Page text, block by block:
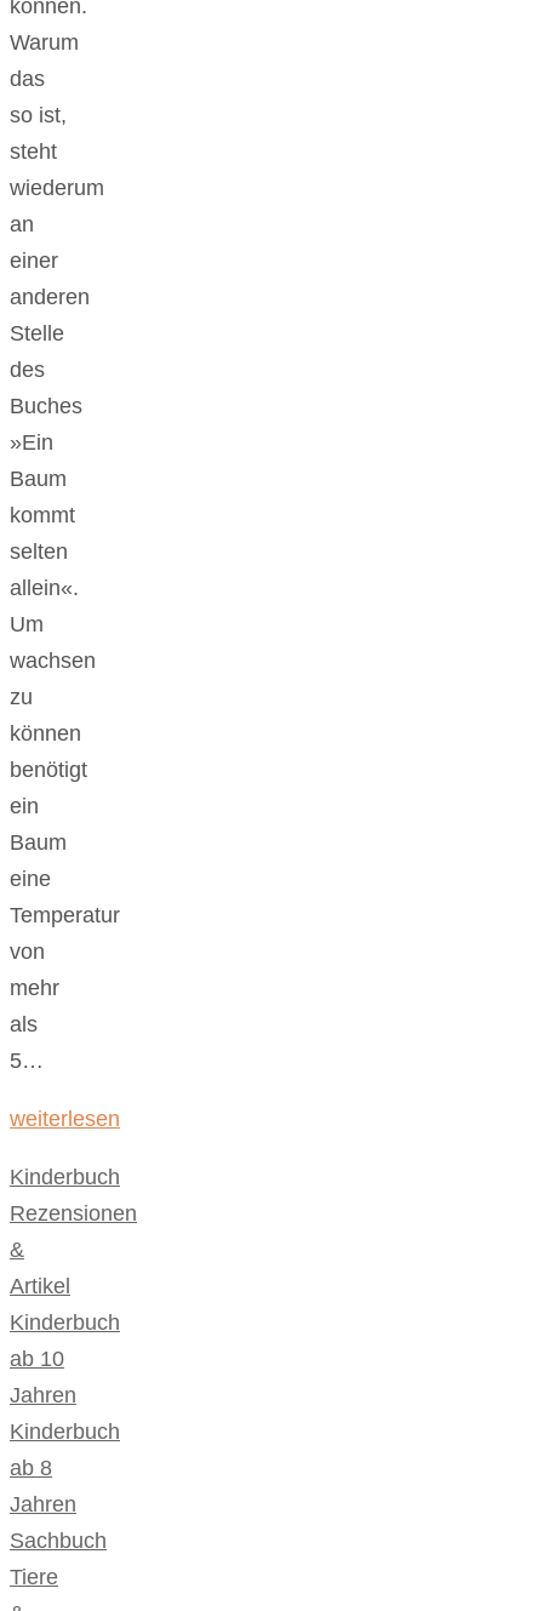
können.
Warum
das
so ist,
steht
wiederum
an
einer
anderen
Stelle
des
Buches
»Ein
Baum
kommt
selten
allein«.
Um
wachsen
zu
können
benötigt
ein
Baum
eine
Temperatur
von
mehr
als
5…
weiterlesen
Kinderbuch
Rezensionen
&
Artikel
Kinderbuch
ab 10
Jahren
Kinderbuch
ab 8
Jahren
Sachbuch
Tiere